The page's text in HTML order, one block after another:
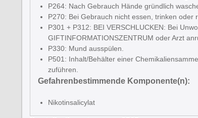
P264: Nach Gebrauch Hände gründlich
P270: Bei Gebrauch nicht essen, trinken oder
P301 + P312: BEI VERSCHLUCKEN: Bei
GIFTINFORMATIONSZENTRUM oder Arzt
P330: Mund ausspülen.
P501: Inhalt/Behälter einer
zuführen.
Gefahrenbestimmende Komponente(n):
Nikotinsalicylat